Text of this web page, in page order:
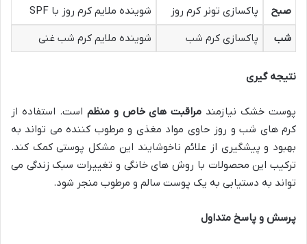
صبح
پاکسازی تونر کرم روز
شوینده ملایم کرم روز با SPF
شب
پاکسازی کرم شب شوینده ملایم کرم شب غنی
نتیجه گیری
پوست خشک نیازمند مراقبت های خاص و منظم است. استفاده از
کرم های شب و روز حاوی مواد مغذی و مرطوب کننده می تواند به
بهبود و پیشگیری از علائم ناخوشایند این مشکل پوستی کمک کند.
ترکیب این محصولات با روش های خانگی و تغییرات سبک زندگی می
تواند به دستیابی به یک پوست سالم و مرطوب منجر شود.
پرسش و پاسخ متداول